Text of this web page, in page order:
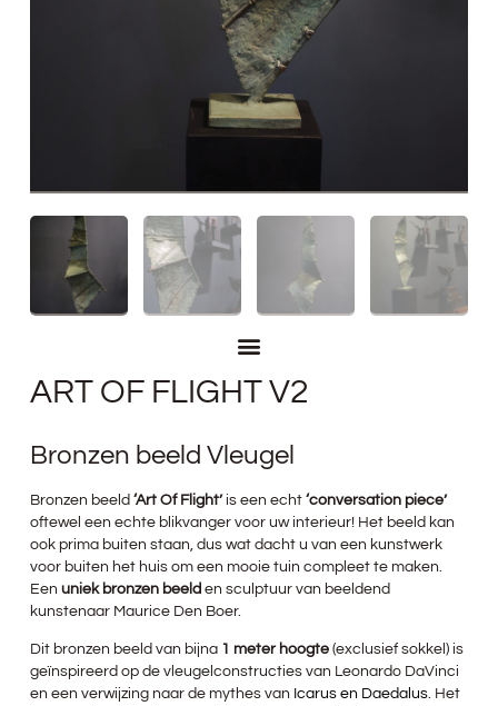
ART OF FLIGHT V2
Bronzen beeld Vleugel
Bronzen beeld ‘Art Of Flight’is een echt ‘conversation piece’
oftewel een echte blikvanger voor uw interieur! Het beeld kan
ook prima buiten staan, dus wat dacht u van een kunstwerk
voor buiten het huis om een mooie tuin compleet te maken.
Een uniek bronzen beeld en sculptuur van beeldend
kunstenaar Maurice Den Boer.
Dit bronzen beeld van bijna 1 meter hoogte(exclusief sokkel) is
geïnspireerd op de vleugelconstructies van Leonardo DaVinci
en een verwijzing naar de mythes van Icarus en Daedalus. Het